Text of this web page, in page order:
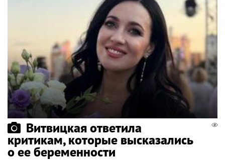
Витвицкая ответила
критикам, которые высказались
о ее беременности